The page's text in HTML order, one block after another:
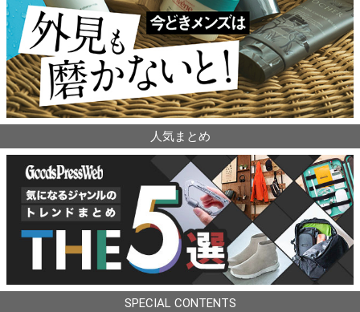
人気まとめ
SPECIAL CONTENTS